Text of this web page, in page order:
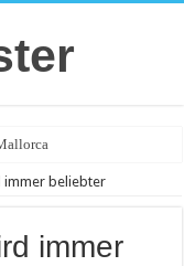
immer beliebter
immer